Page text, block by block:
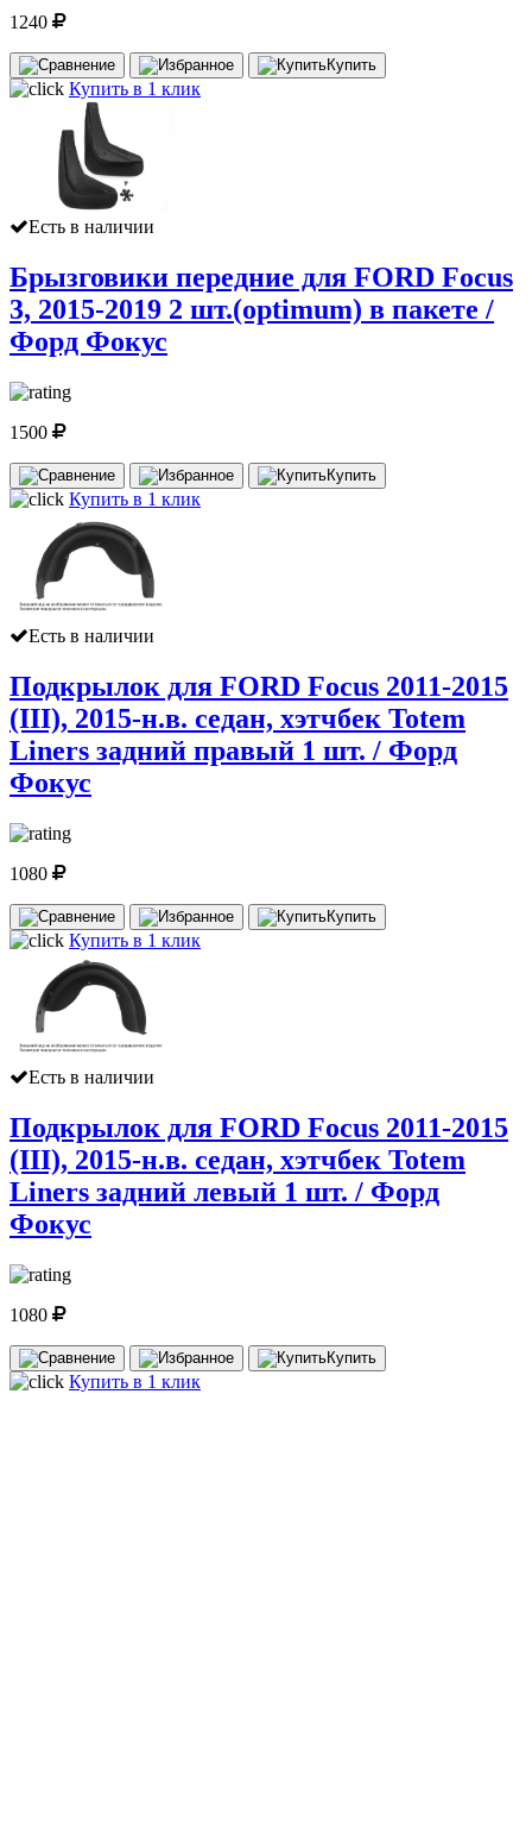
1240
Купить
Купить в 1 клик
Есть в наличии
Брызговики передние для FORD Focus
3, 2015-2019 2 шт.(optimum) в пакете /
Форд Фокус
1500
Купить
Купить в 1 клик
Есть в наличии
Подкрылок для FORD Focus 2011-2015
(III), 2015-н.в. седан, хэтчбек Totem
Liners задний правый 1 шт. / Форд
Фокус
1080
Купить
Купить в 1 клик
Есть в наличии
Подкрылок для FORD Focus 2011-2015
(III), 2015-н.в. седан, хэтчбек Totem
Liners задний левый 1 шт. / Форд
Фокус
1080
Купить
Купить в 1 клик